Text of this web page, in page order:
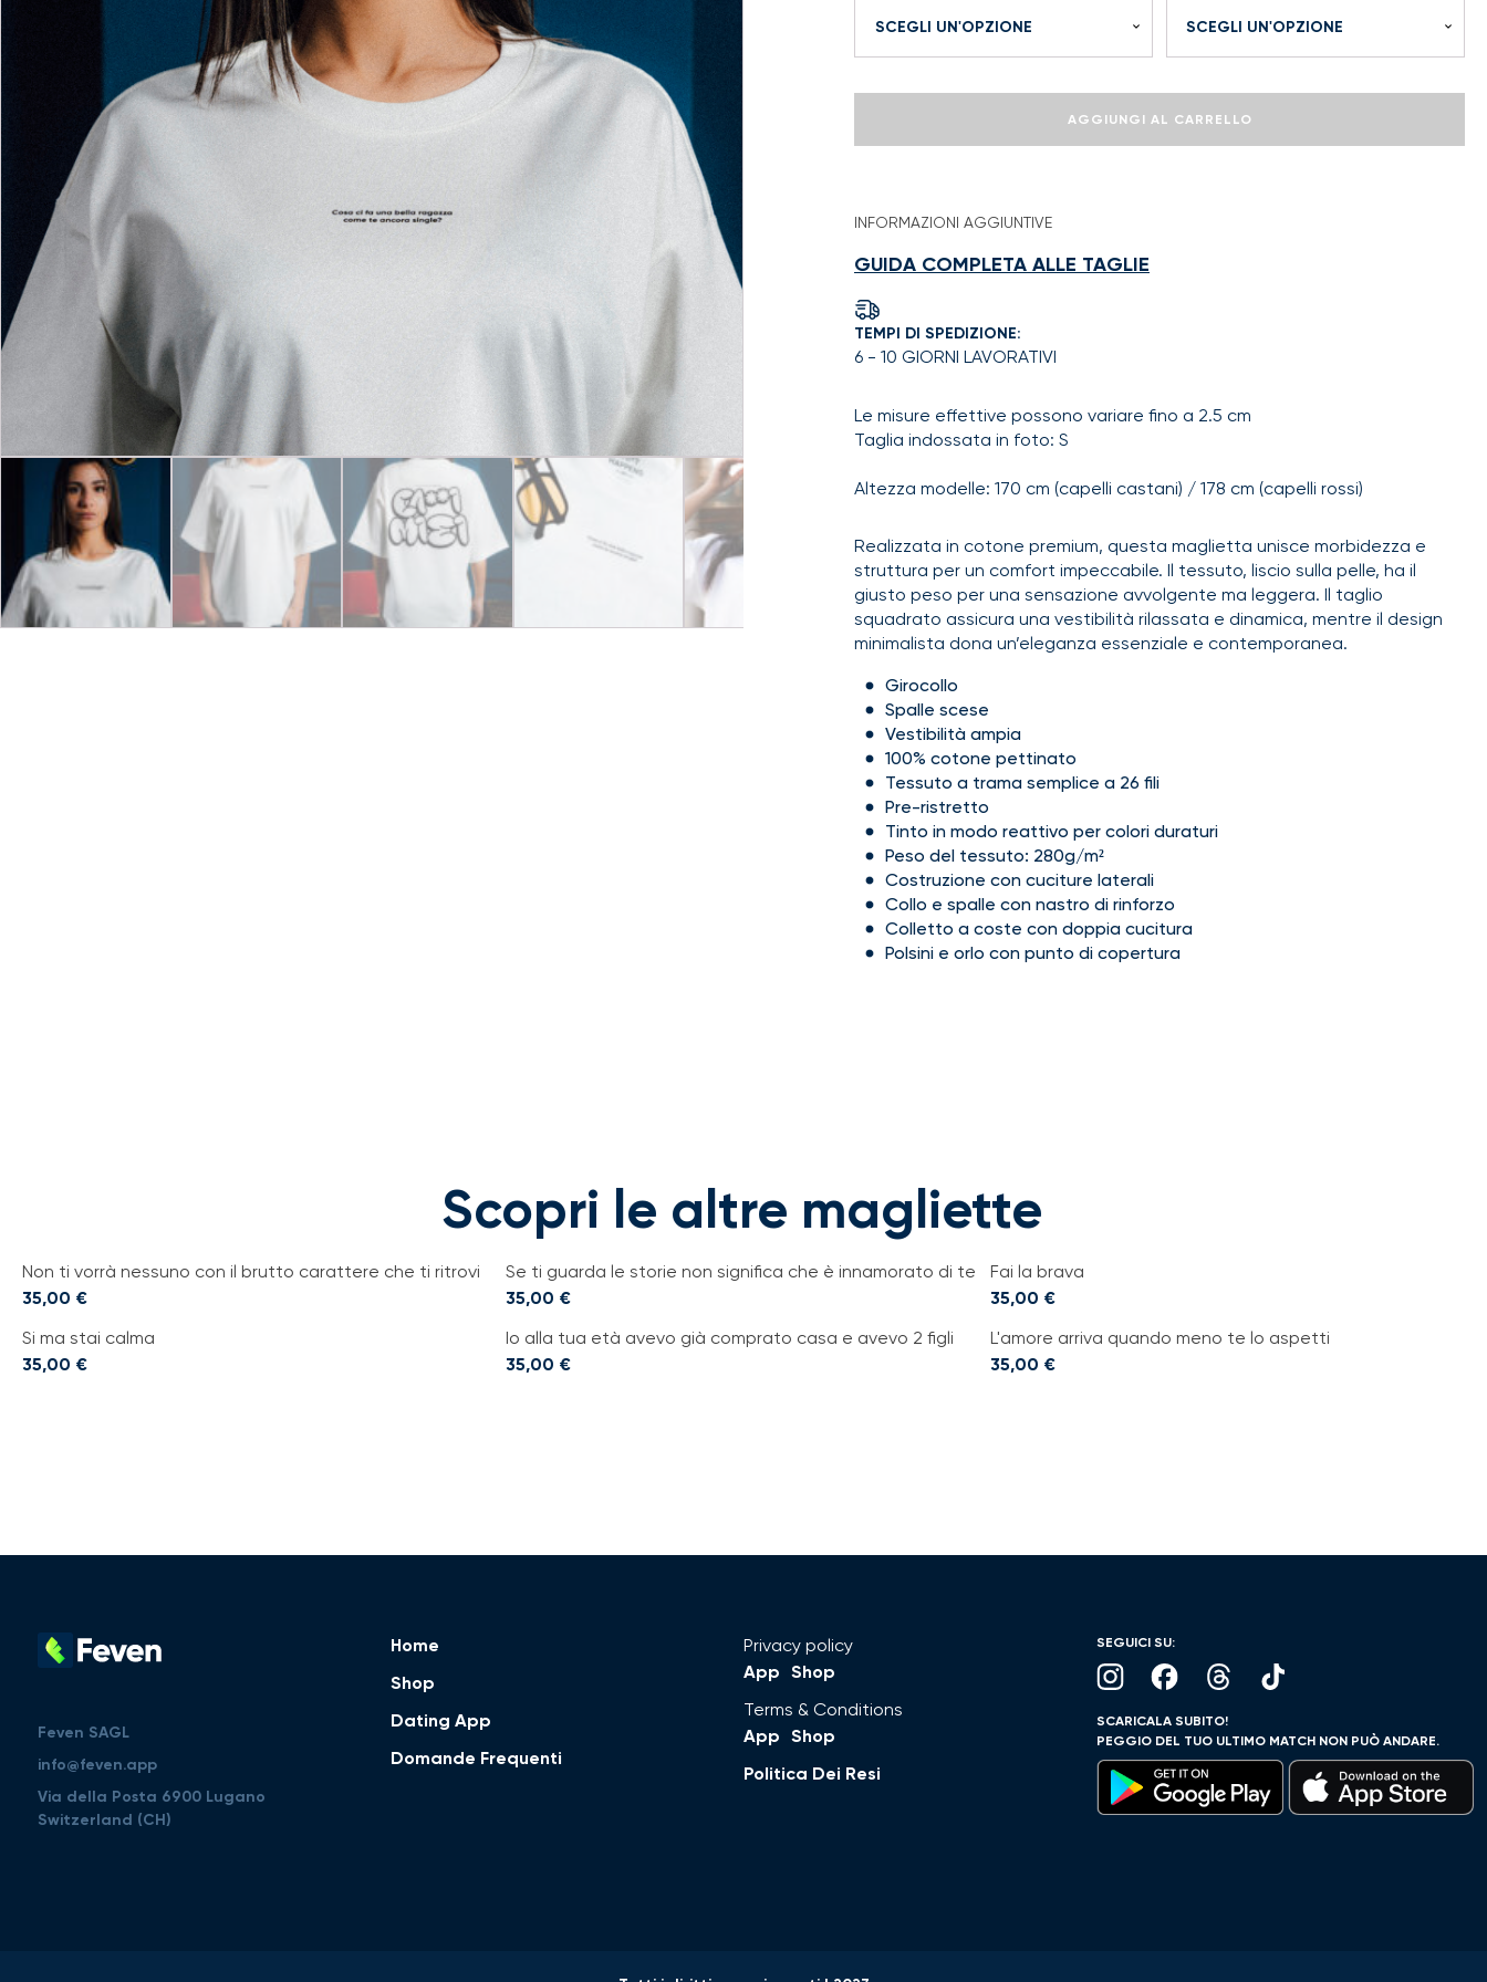
come
ancora
quantità
AGGIUNGI AL CARRELLO
INFORMAZIONI AGGIUNTIVE
GUIDA COMPLETA ALLE TAGLIE
TEMPI DI SPEDIZIONE:
6 - 10 GIORNI LAVORATIVI
Le misure effettive possono variare fino a 2.5 cm
Taglia indossata in foto: S
Altezza modelle: 170 cm (capelli castani) / 178 cm (capelli rossi)
Realizzata in cotone premium, questa maglietta unisce morbidezza e
struttura per un comfort impeccabile. Il tessuto, liscio sulla pelle, ha il
giusto peso per una sensazione avvolgente ma leggera. Il taglio
squadrato assicura una vestibilità rilassata e dinamica, mentre il design
minimalista dona un’eleganza essenziale e contemporanea.
Girocollo
Spalle scese
Vestibilità ampia
100% cotone pettinato
Tessuto a trama semplice a 26 fili
Pre-ristretto
Tinto in modo reattivo per colori duraturi
Peso del tessuto: 280g/m²
Costruzione con cuciture laterali
Collo e spalle con nastro di rinforzo
Colletto a coste con doppia cucitura
Polsini e orlo con punto di copertura
Scopri le altre magliette
Non ti vorrà nessuno con il brutto carattere che ti ritrovi
35,00 €
Se ti guarda le storie non significa che è innamorato di te
35,00 €
Fai la brava
35,00 €
Si ma stai calma
35,00 €
Io alla tua età avevo già comprato casa e avevo 2 figli
35,00 €
L'amore arriva quando meno te lo aspetti
35,00 €
Feven SAGL
info@feven.app
Via della Posta 6900 Lugano
Switzerland (CH)
Home
Shop
Dating App
Domande Frequenti
Privacy policy
App Shop
Terms & Conditions
App Shop
Politica Dei Resi
SEGUICI SU:
SCARICALA SUBITO!
PEGGIO DEL TUO ULTIMO MATCH NON PUÒ ANDARE.